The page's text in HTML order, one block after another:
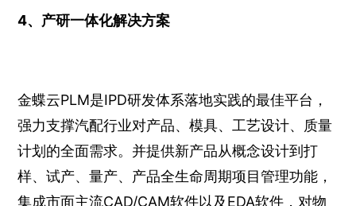
4、产研一体化解决方案
金蝶云PLM是IPD研发体系落地实践的最佳平台，
强力支撑汽配行业对产品、模具、工艺设计、质量
计划的全面需求。并提供新产品从概念设计到打
样、试产、量产、产品全生命周期项目管理功能，
集成市面主流CAD/CAM软件以及EDA软件，对物